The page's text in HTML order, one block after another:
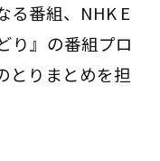
る番組、NHK E
り』の番組プロ
とりまとめを担